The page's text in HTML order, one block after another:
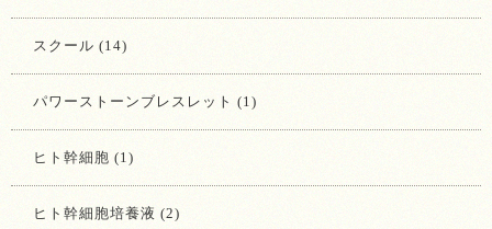
スクール (14)
パワーストーンブレスレット (1)
ヒト幹細胞 (1)
ヒト幹細胞培養液 (2)